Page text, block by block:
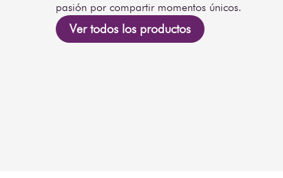
pasión por compartir momentos únicos.
Ver todos los productos